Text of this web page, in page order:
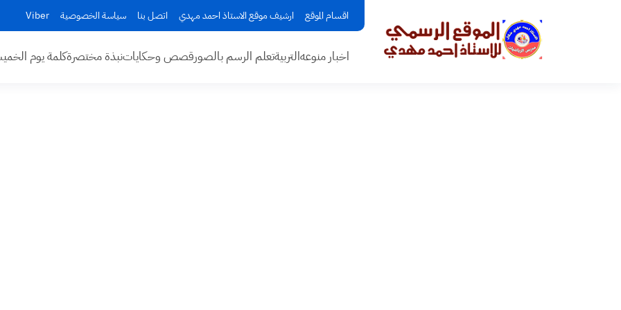
اقسام الموقع ارشيف موقع الاستاذ احمد مهدي اتصل بنا سياسة الخصوصية Viber
اخبار منوعهالتربيةتعلم الرسم بالصورقصص وحكاياتنبذة مختصرةكلمة يوم